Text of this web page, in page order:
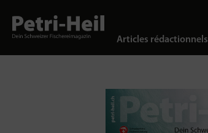
Articles rédactionnels